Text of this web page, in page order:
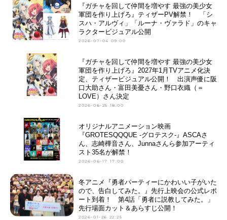
『ガチャを回して仲間を増やす 最強の美少女
軍団を作り上げろ』ティザーPV解禁！ 「シ
スハ・アルヴィ」「ルーナ・ヴァラド」のキャ
ラクタービジュアル公開
2026-07-04 09:00
『ガチャを回して仲間を増やす 最強の美少女
軍団を作り上げろ』2027年1月TVアニメ化決
定、ティザービジュアル公開！ 出演声優に阪
口大助さん・富田美憂さん・野口衣織（＝
LOVE）さん決定
2026-06-25 18:00
オリジナルアニメーション映画
『GROTESQQQUE -グロテスク-』ASCAさ
ん、志崎樺音さん、Junnaさんら参加アーティ
スト35名が解禁！
2026-06-17 17:00
冬アニメ『勇者パーティーにかわいい子がいた
ので、告白してみた。』先行上映会の公式レポ
ート到着！ 第4話「勇者に説教してみた。」
先行場面カット＆あらすじ公開！
2026-01-26 22:25